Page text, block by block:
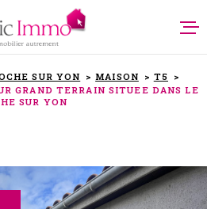
SUR YON MAISON
T5
GRAND TERRAIN SITUEE DANS LE
SUR YON